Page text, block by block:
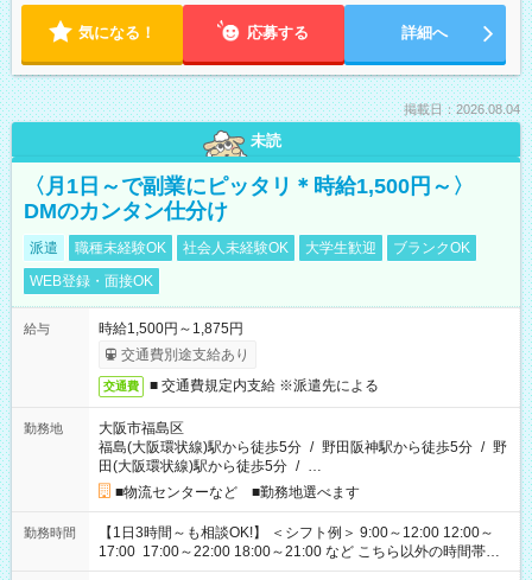
気になる！ 応募する 詳細へ
掲載日：2026.08.04
未読
〈月1日～で副業にピッタリ＊時給1,500円～〉
DMのカンタン仕分け
派遣 職種未経験OK 社会人未経験OK 大学生歓迎
ブランクOK
WEB登録・面接OK
給与
時給1,500円～1,875円
交通費別途支給あり
交通費 ■ 交通費規定内支給 ※派遣先による
勤務地
大阪市福島区
福島(大阪環状線)駅から徒歩5分 / 野田阪神駅から徒歩5分 / 野
田(大阪環状線)駅から徒歩5分 / …
■物流センターなど ■勤務地選べます
勤務時間
【1日3時間～も相談OK!】 ＜シフト例＞ 9:00～12:00 12:00～
17:00 17:00～22:00 18:00～21:00 など こちら以外の時間帯も
お気軽にご相談ください！